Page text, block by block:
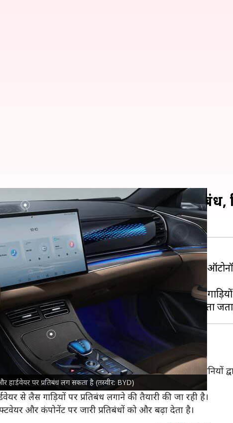
पर प्रतिबंध लग सकता है (तस्वीर: BYD)
हार्डवेयर पर लग सकता है प्रतिबंध,
सितंबर) को राष्ट्रीय सुरक्षा चिंताओं के कारण कनेक्टेड और
ड्राइविंग सिस्टम सॉफ्टवेयर या हार्डवेयर वाली चीनी
खतरा
है कि प्रशासन ने ड्राइवर्स और बुनियादी ढांचे पर चीनी
से लैस गाड़ियों पर प्रतिबंध लगाने की तैयारी की जा रही है।
और कंपोनेंट पर जारी प्रतिबंधों को और बढ़ा देता है।